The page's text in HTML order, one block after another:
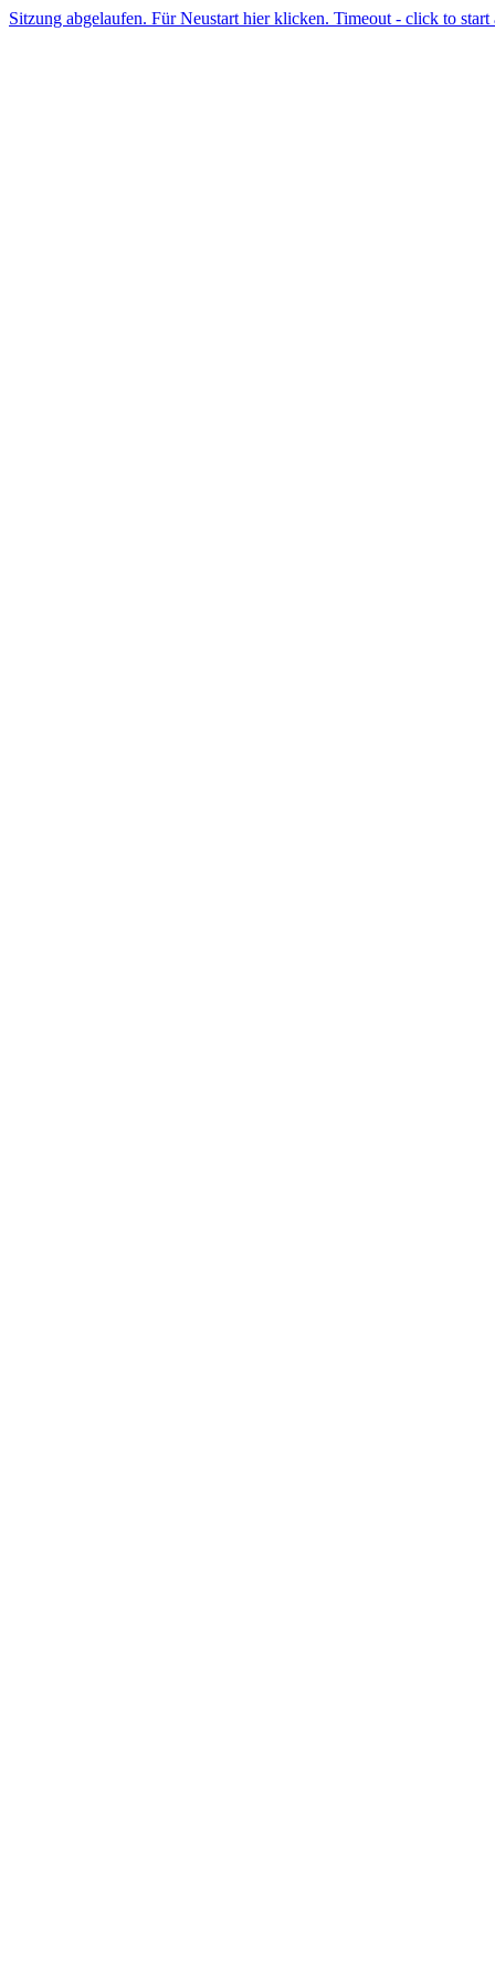
Sitzung abgelaufen. Für Neustart hier klicken. Timeout - click to start